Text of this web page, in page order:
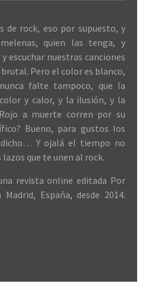
de rock, eso por supuesto, y
quien las tenga, y
escuchar nuestras canciones
Pero el color es blanco,
falte tampoco, que la
y calor, y la ilusión, y la
a muerte corren por su
Bueno, para gustos los
Y ojalá el tiempo no
que te unen al rock.
revista online editada Por
España, desde 2014.